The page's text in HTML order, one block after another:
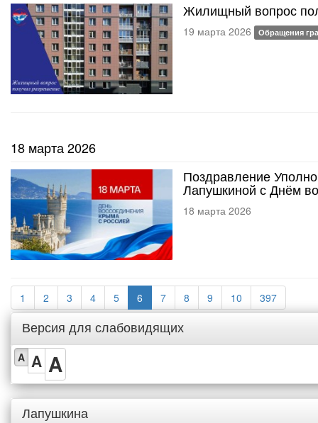
Жилищный вопрос
19 марта 2026 Обращения
18 марта 2026
Поздравление
Лапушкиной с Днём
18 марта 2026
1 2 3 4 5 6 7 8 9 10 397
Версия для слабовидящих
A A A
Лапушкина